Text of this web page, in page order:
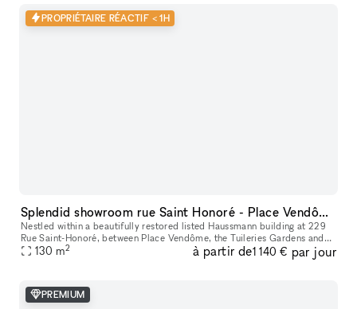
PROPRIÉTAIRE RÉACTIF < 1H
Splendid showroom rue Saint Honoré - Place Vendôme, in the heart of Paris fashion & culture district.
Nestled within a beautifully restored listed Haussmann building at 229
Rue Saint-Honoré, between Place Vendôme, the Tuileries Gardens and
the Louvre, 229LAB offers one of Paris' most prestigious addr
130 m2 à partir de1 140 € par jour
PREMIUM